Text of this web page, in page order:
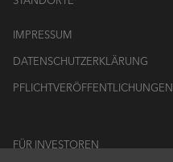
IMPRESSUM
DATENSCHUTZERKLÄRUNG
PFLICHTVERÖFFENTLICHUNGEN
FÜR INVESTOREN